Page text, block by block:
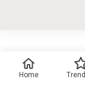
Home